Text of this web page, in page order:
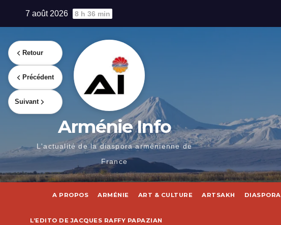
7 août 2026 8 h 36 min
Arménie Info
L'actualité de la diaspora arménienne de
France
A PROPOS ARMÉNIE ART & CULTURE ARTSAKH DIASPORA
L’EDITO DE JACQUES RAFFY PAPAZIAN
Retour
Précédent
Suivant